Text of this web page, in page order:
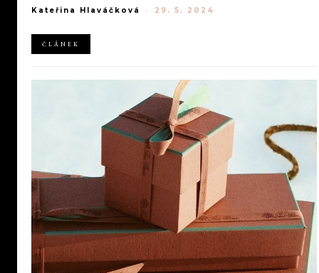
kosmetické taštičky. Provonět můžete svůj domov hned několika
Kateřina Hlaváčková - 29. 5. 2024
ČLÁNEK